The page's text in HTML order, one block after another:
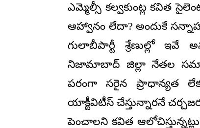
ఎమ్మెల్సీ కల్వకుంట్ల కవిత
ఆహ్వానం లేదా? అందుకే
గులాబీపార్టీ శ్రేణుల్లో ఇవే
నిజామాబాద్ జిల్లా నేతల
పరంగా సరైన ప్రాధాన్యత
యాక్టీవిటీస్ చేస్తున్నారనే
పెంచాలని కవిత